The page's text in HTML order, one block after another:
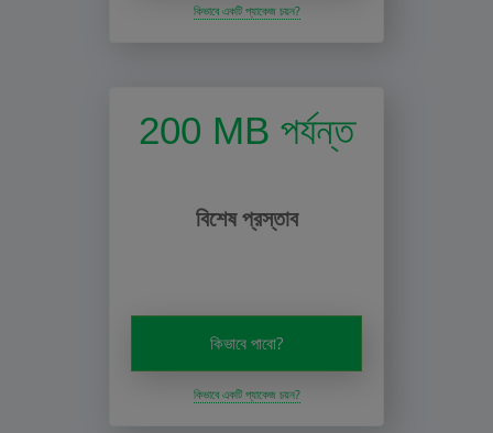
কিভাবে একটি প্যাকেজ চয়ন?
200 MB পর্যন্ত
বিশেষ প্রস্তাব
কিভাবে পাবো?
কিভাবে একটি প্যাকেজ চয়ন?